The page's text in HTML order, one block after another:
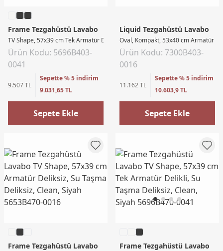
Frame Tezgahüstü Lavabo
TV Shape, 57x39 cm Tek Armatür Delikli, Su Taşma Deliksiz, Clean, Beyaz
Ürün Kodu: 5696B403-
0041
9.507 TL
Sepette % 5 indirim
9.031,65 TL
Sepete Ekle
Liquid Tezgahüstü Lavabo
Oval, Kompakt, 53x40 cm Armatür
Ürün Kodu: 7300B403-
0016
11.162 TL
Sepette % 5 indirim
10.603,9 TL
Sepete Ekle
Frame Tezgahüstü Lavabo Frame Tezgahüstü Lavabo